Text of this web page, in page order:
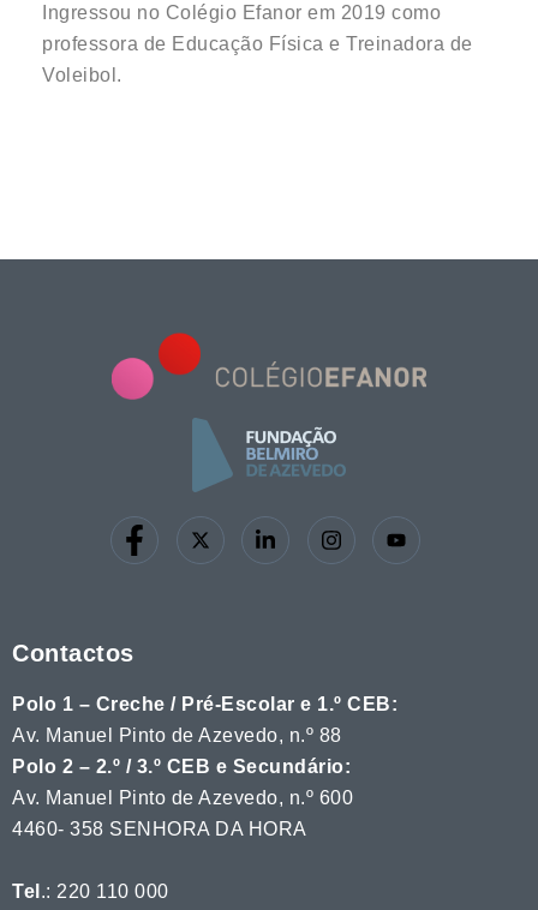
Ingressou no Colégio Efanor em 2019 como
professora de Educação Física e Treinadora de
Voleibol.
Contactos
Polo 1 – Creche / Pré-Escolar e 1.º CEB:
Av. Manuel Pinto de Azevedo, n.º 88
Polo 2 – 2.º / 3.º CEB e Secundário:
Av. Manuel Pinto de Azevedo, n.º 600
4460- 358 SENHORA DA HORA
Tel .: 220 110 000